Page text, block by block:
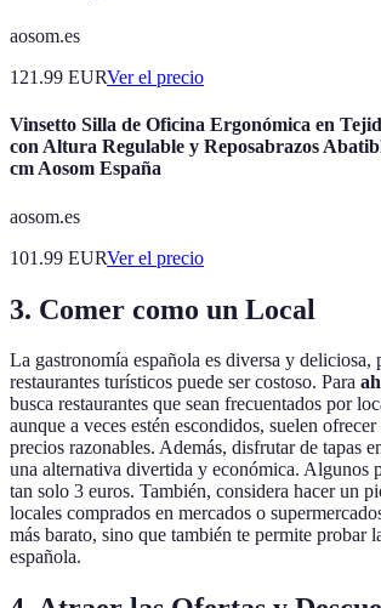
aosom.es
121.99 EURVer el precio
Vinsetto Silla de Oficina Ergonómica en
con Altura Regulable y Reposabrazos
cm Aosom España
aosom.es
101.99 EURVer el precio
3. Comer como un Local
La gastronomía española es diversa y deliciosa,
restaurantes turísticos puede ser costoso. Para
busca restaurantes que sean frecuentados por
aunque a veces estén escondidos, suelen
precios razonables. Además, disfrutar de tapas
una alternativa divertida y económica. Algunos
tan solo 3 euros. También, considera hacer un
locales comprados en mercados o
más barato, sino que también te permite probar
española.